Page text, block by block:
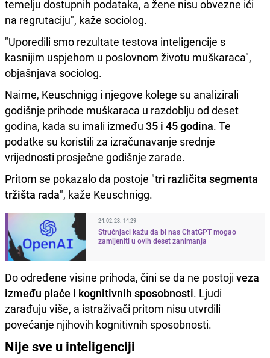
temelju dostupnih podataka, a žene nisu obvezne ići
na regrutaciju", kaže sociolog.
"Uporedili smo rezultate testova inteligencije s
kasnijim uspjehom u poslovnom životu muškaraca",
objašnjava sociolog.
Naime, Keuschnigg i njegove kolege su analizirali
godišnje prihode muškaraca u razdoblju od deset
godina, kada su imali između 35 i 45 godina. Te
podatke su koristili za izračunavanje srednje
vrijednosti prosječne godišnje zarade.
Pritom se pokazalo da postoje "tri različita segmenta
tržišta rada", kaže Keuschnigg.
24.02.23. 14:29
Stručnjaci kažu da bi nas ChatGPT mogao
zamijeniti u ovih deset zanimanja
Do određene visine prihoda, čini se da ne postoji veza
između plaće i kognitivnih sposobnosti. Ljudi
zarađuju više, a istraživači pritom nisu utvrdili
povećanje njihovih kognitivnih sposobnosti.
Nije sve u inteligenciji